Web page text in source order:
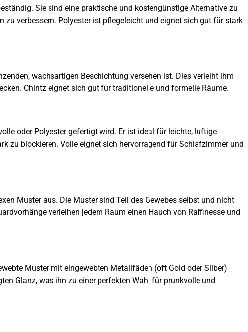
Sie sind eine praktische und kostengünstige Alternative zu
verbessern. Polyester ist pflegeleicht und eignet sich gut für stark
wachsartigen Beschichtung versehen ist. Dies verleiht ihm
Chintz eignet sich gut für traditionelle und formelle Räume.
oder Polyester gefertigt wird. Er ist ideal für leichte, luftige
zu blockieren. Voile eignet sich hervorragend für Schlafzimmer und
Muster aus. Die Muster sind Teil des Gewebes selbst und nicht
verleihen jedem Raum einen Hauch von Raffinesse und
Muster mit eingewebten Metallfäden (oft Gold oder Silber)
Glanz, was ihn zu einer perfekten Wahl für prunkvolle und